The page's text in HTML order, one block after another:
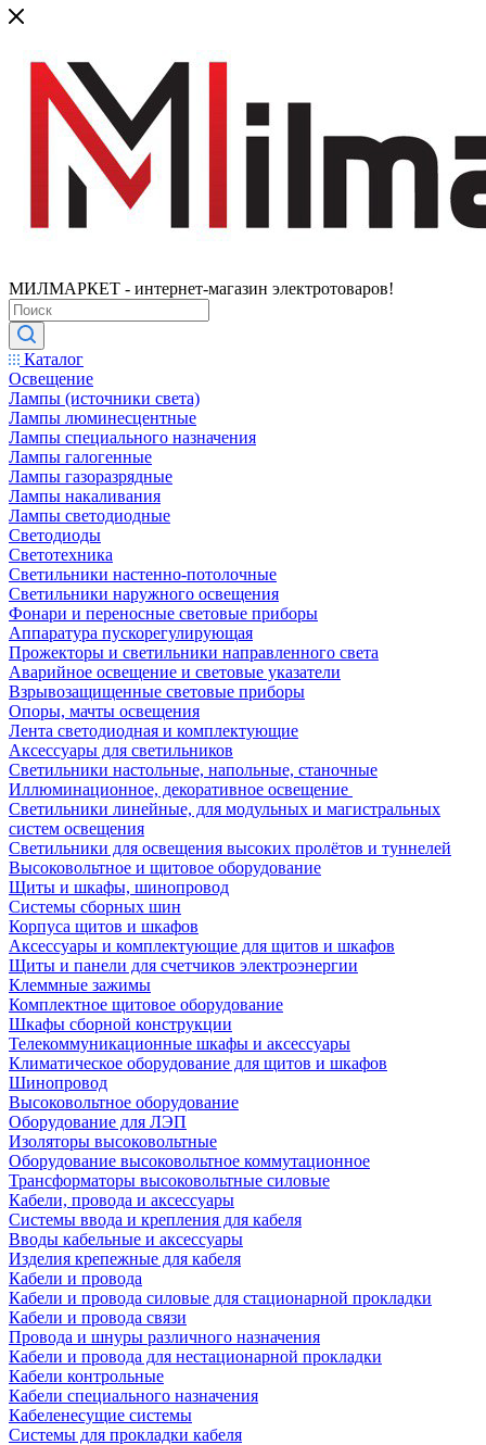
МИЛМАРКЕТ - интернет-магазин электротоваров!
Каталог
Освещение
Лампы (источники света)
Лампы люминесцентные
Лампы специального назначения
Лампы галогенные
Лампы газоразрядные
Лампы накаливания
Лампы светодиодные
Светодиоды
Светотехника
Светильники настенно-потолочные
Светильники наружного освещения
Фонари и переносные световые приборы
Аппаратура пускорегулирующая
Прожекторы и светильники направленного света
Аварийное освещение и световые указатели
Взрывозащищенные световые приборы
Опоры, мачты освещения
Лента светодиодная и комплектующие
Аксессуары для светильников
Светильники настольные, напольные, станочные
Иллюминационное, декоративное освещение
Светильники линейные, для модульных и магистральных
систем освещения
Светильники для освещения высоких пролётов и туннелей
Высоковольтное и щитовое оборудование
Щиты и шкафы, шинопровод
Системы сборных шин
Корпуса щитов и шкафов
Аксессуары и комплектующие для щитов и шкафов
Щиты и панели для счетчиков электроэнергии
Клеммные зажимы
Комплектное щитовое оборудование
Шкафы сборной конструкции
Телекоммуникационные шкафы и аксессуары
Климатическое оборудование для щитов и шкафов
Шинопровод
Высоковольтное оборудование
Оборудование для ЛЭП
Изоляторы высоковольтные
Оборудование высоковольтное коммутационное
Трансформаторы высоковольтные силовые
Кабели, провода и аксессуары
Системы ввода и крепления для кабеля
Вводы кабельные и аксессуары
Изделия крепежные для кабеля
Кабели и провода
Кабели и провода силовые для стационарной прокладки
Кабели и провода связи
Провода и шнуры различного назначения
Кабели и провода для нестационарной прокладки
Кабели контрольные
Кабели специального назначения
Кабеленесущие системы
Системы для прокладки кабеля